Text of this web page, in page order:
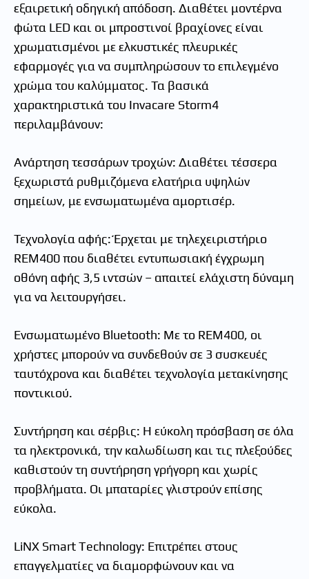
εξαιρετική οδηγική απόδοση. Διαθέτει μοντέρνα
φώτα LED και οι μπροστινοί βραχίονες είναι
χρωματισμένοι με ελκυστικές πλευρικές
εφαρμογές για να συμπληρώσουν το επιλεγμένο
χρώμα του καλύμματος. Τα βασικά
χαρακτηριστικά του Invacare Storm4
περιλαμβάνουν:
Ανάρτηση τεσσάρων τροχών: Διαθέτει τέσσερα
ξεχωριστά ρυθμιζόμενα ελατήρια υψηλών
σημείων, με ενσωματωμένα αμορτισέρ.
Τεχνολογία αφής: Έρχεται με τηλεχειριστήριο
REM400 που διαθέτει εντυπωσιακή έγχρωμη
οθόνη αφής 3,5 ιντσών – απαιτεί ελάχιστη δύναμη
για να λειτουργήσει.
Ενσωματωμένο Bluetooth: Με το REM400, οι
χρήστες μπορούν να συνδεθούν σε 3 συσκευές
ταυτόχρονα και διαθέτει τεχνολογία μετακίνησης
ποντικιού.
Συντήρηση και σέρβις: Η εύκολη πρόσβαση σε όλα
τα ηλεκτρονικά, την καλωδίωση και τις πλεξούδες
καθιστούν τη συντήρηση γρήγορη και χωρίς
προβλήματα. Οι μπαταρίες γλιστρούν επίσης
εύκολα.
LiNX Smart Technology: Επιτρέπει στους
επαγγελματίες να διαμορφώνουν και να